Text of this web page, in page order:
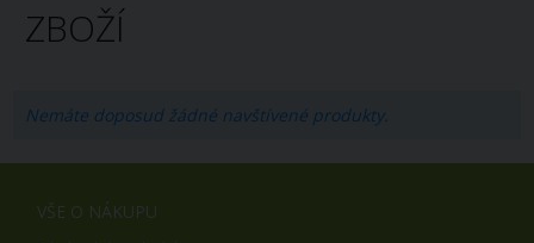
ZBOŽÍ
Nemáte doposud žádné navštívené produkty.
VŠE O NÁKUPU